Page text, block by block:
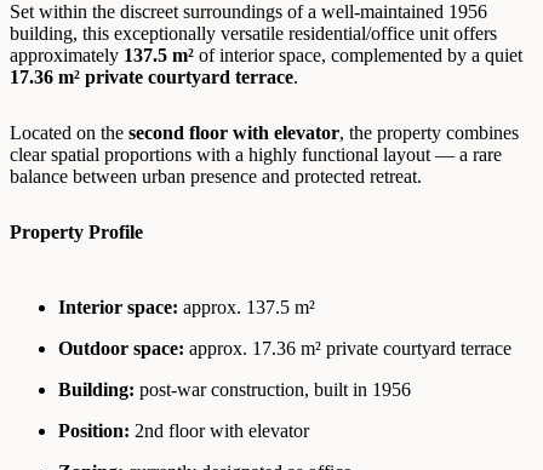
Set within the discreet surroundings of a well-maintained 1956
building, this exceptionally versatile residential/office unit offers
approximately 137.5 m² of interior space, complemented by a quiet
17.36 m² private courtyard terrace.
Located on the second floor with elevator, the property combines
clear spatial proportions with a highly functional layout — a rare
balance between urban presence and protected retreat.
Property Profile
Interior space: approx. 137.5 m²
Outdoor space: approx. 17.36 m² private courtyard terrace
Building: post-war construction, built in 1956
Position: 2nd floor with elevator